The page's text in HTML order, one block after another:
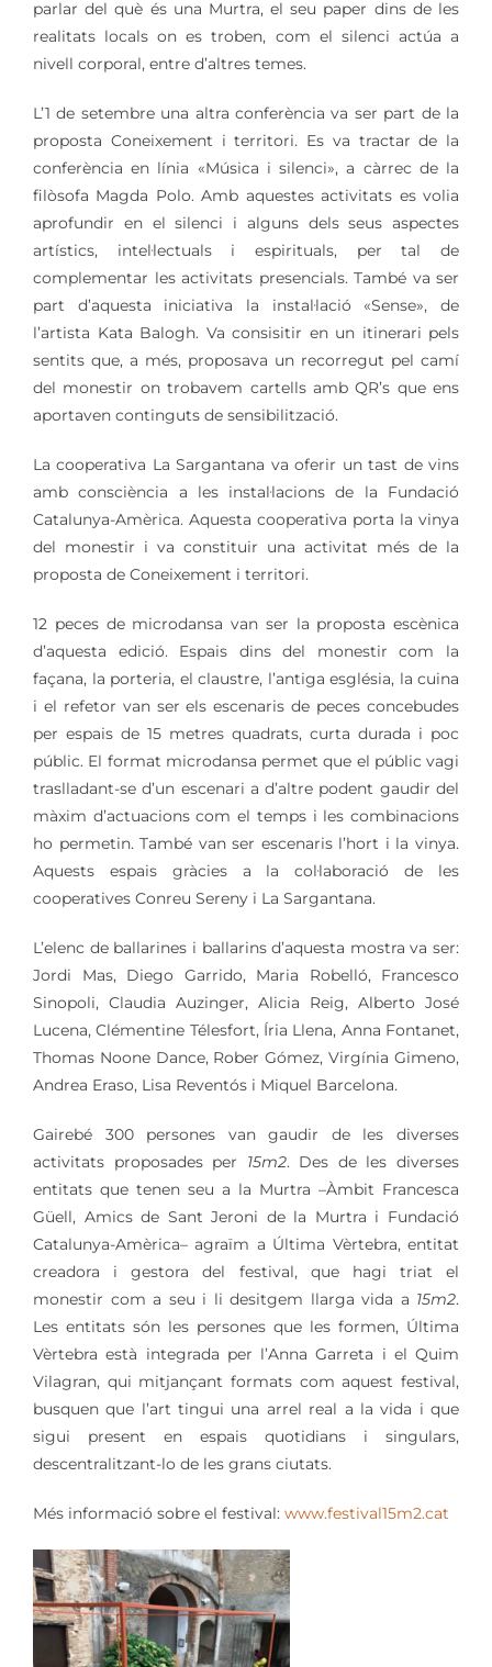
parlar del què és una Murtra, el seu paper dins de les
realitats locals on es troben, com el silenci actúa a
nivell corporal, entre d’altres temes.
L’1 de setembre una altra conferència va ser part de la
proposta Coneixement i territori. Es va tractar de la
conferència en línia «Música i silenci», a càrrec de la
filòsofa Magda Polo. Amb aquestes activitats es volia
aprofundir en el silenci i alguns dels seus aspectes
artístics, intel·lectuals i espirituals, per tal de
complementar les activitats presencials. També va ser
part d’aquesta iniciativa la instal·lació «Sense», de
l’artista Kata Balogh. Va consisitir en un itinerari pels
sentits que, a més, proposava un recorregut pel camí
del monestir on trobavem cartells amb QR’s que ens
aportaven continguts de sensibilització.
La cooperativa La Sargantana va oferir un tast de vins
amb consciència a les instal·lacions de la Fundació
Catalunya-Amèrica. Aquesta cooperativa porta la vinya
del monestir i va constituir una activitat més de la
proposta de Coneixement i territori.
12 peces de microdansa van ser la proposta escènica
d’aquesta edició. Espais dins del monestir com la
façana, la porteria, el claustre, l’antiga església, la cuina
i el refetor van ser els escenaris de peces concebudes
per espais de 15 metres quadrats, curta durada i poc
públic. El format microdansa permet que el públic vagi
traslladant-se d’un escenari a d’altre podent gaudir del
màxim d’actuacions com el temps i les combinacions
ho permetin. També van ser escenaris l’hort i la vinya.
Aquests espais gràcies a la col·laboració de les
cooperatives Conreu Sereny i La Sargantana.
L’elenc de ballarines i ballarins d’aquesta mostra va ser:
Jordi Mas, Diego Garrido, Maria Robelló, Francesco
Sinopoli, Claudia Auzinger, Alicia Reig, Alberto José
Lucena, Clémentine Télesfort, Íria Llena, Anna Fontanet,
Thomas Noone Dance, Rober Gómez, Virgínia Gimeno,
Andrea Eraso, Lisa Reventós i Miquel Barcelona.
Gairebé 300 persones van gaudir de les diverses
activitats proposades per 15m2. Des de les diverses
entitats que tenen seu a la Murtra –Àmbit Francesca
Güell, Amics de Sant Jeroni de la Murtra i Fundació
Catalunya-Amèrica– agraïm a Última Vèrtebra, entitat
creadora i gestora del festival, que hagi triat el
monestir com a seu i li desitgem llarga vida a 15m2.
Les entitats són les persones que les formen, Última
Vèrtebra està integrada per l’Anna Garreta i el Quim
Vilagran, qui mitjançant formats com aquest festival,
busquen que l’art tingui una arrel real a la vida i que
sigui present en espais quotidians i singulars,
descentralitzant-lo de les grans ciutats.
Més informació sobre el festival: www.festival15m2.cat